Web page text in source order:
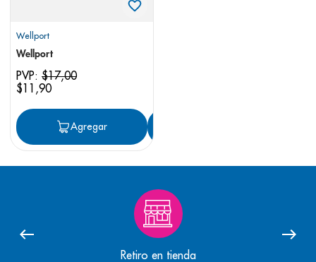
Wellport
Wellport
PVP: $17,00
$11 ,90
Agregar
Retiro en tienda